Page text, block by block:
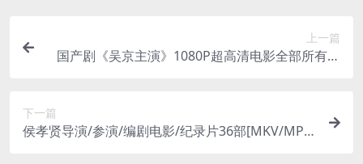
上一篇
国产剧《吴京主演》1080P超高清电影全部所有视
下一篇
侯孝贤导演/参演/编剧电影/纪录片36部[MKV/MP4/